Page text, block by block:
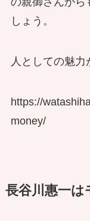
しょう。
人としての魅力
https://
money/
長谷川惠一は